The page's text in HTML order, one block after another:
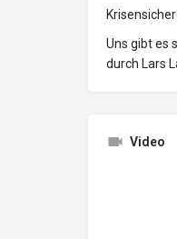
Uns gibt es
durch Lars
Video